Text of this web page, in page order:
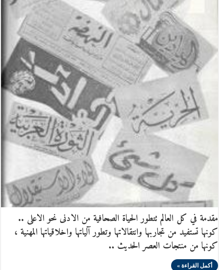
مقدمة في كل العالم تتطور الحياة الصحافية من الادنى نحو الاعلى ..
كونها تستفيد من تجاربها وانتقالاتها وتطور آلياتها واخلاقياتها المهنية ،
كونها من منتجات العصر الحديث ..
أكمل القراءة »